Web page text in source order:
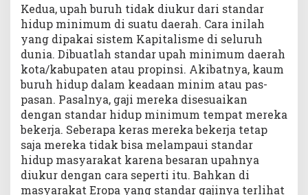
Kedua, upah buruh tidak diukur dari standar
hidup minimum di suatu daerah. Cara inilah
yang dipakai sistem Kapitalisme di seluruh
dunia. Dibuatlah standar upah minimum daerah
kota/kabupaten atau propinsi. Akibatnya, kaum
buruh hidup dalam keadaan minim atau pas-
pasan. Pasalnya, gaji mereka disesuaikan
dengan standar hidup minimum tempat mereka
bekerja. Seberapa keras mereka bekerja tetap
saja mereka tidak bisa melampaui standar
hidup masyarakat karena besaran upahnya
diukur dengan cara seperti itu. Bahkan di
masyarakat Eropa yang standar gajinya terlihat